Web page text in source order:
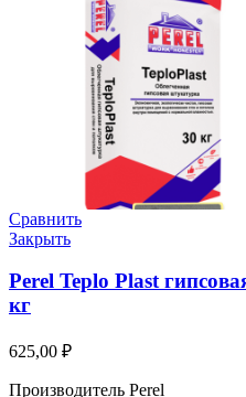
Сравнить
Закрыть
Perel Teplo Plast
кг
625,00 ₽
Производитель Perel